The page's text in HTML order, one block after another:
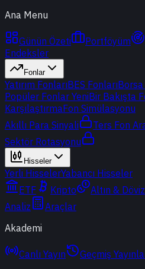
Ana Menu
Günün Özeti Portföyüm
Endeksler
Fonlar
Yatırım FonlarıBES FonlarıBorsa
Popüler Fonlar YeniBir Bakışta
KarşılaştırmaFon Simülasyonu
Akıllı Para Sinyali
Ters Fon
Sektör Rotasyonu
Hisseler
Yerli HisselerYabancı Hisseler
ETF
Kripto Altın & Döviz
Analiz
Araçlar
Akademi
Canlı Yayın Geçmiş